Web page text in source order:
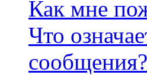
Как мне
Что
сообщения?